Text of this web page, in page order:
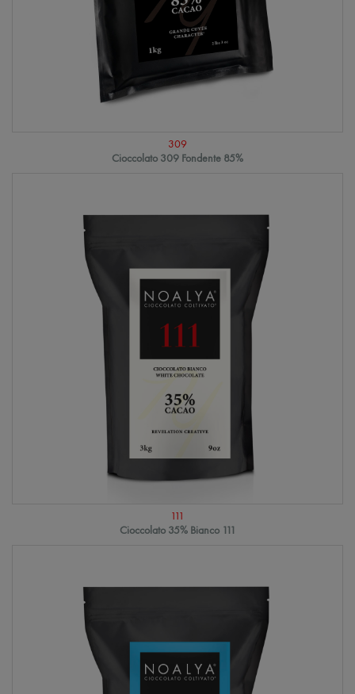
309
Cioccolato 309 Fondente 85%
111
Cioccolato 35% Bianco 111